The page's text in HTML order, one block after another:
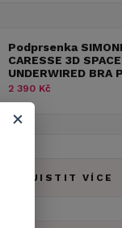
Podprsenka
CARESSE 3D
UNDERWIRED BRA
2 390 Kč
ZJISTIT VÍCE